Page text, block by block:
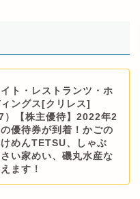
ト・レストランツ・ホ
ングス[クリレス]
）【株主優待】2022年2
優待券が到着！かごの
めんTETSU、しゃぶ
い家めい、磯丸水産な
ます！